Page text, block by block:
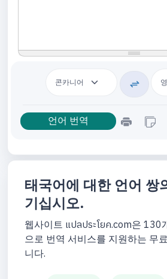
태국어에 대한 언어 쌍
기십시오.
웹사이트 แปลประโยค.com은 130
으로 번역 서비스를 지원하는 무
니다.